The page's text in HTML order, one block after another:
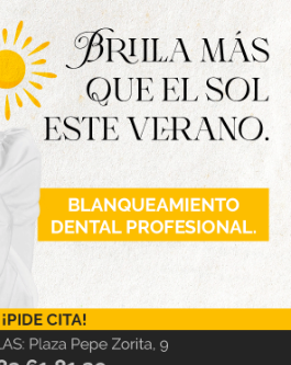
séptima edición de
al día. Haz clic sobre la